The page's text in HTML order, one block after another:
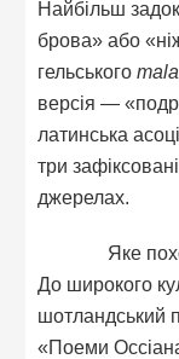
Найбільш
брова» або
гельського
версія —
латинська
три
джерелах.
Яке
До широкого
шотландський
«Поеми